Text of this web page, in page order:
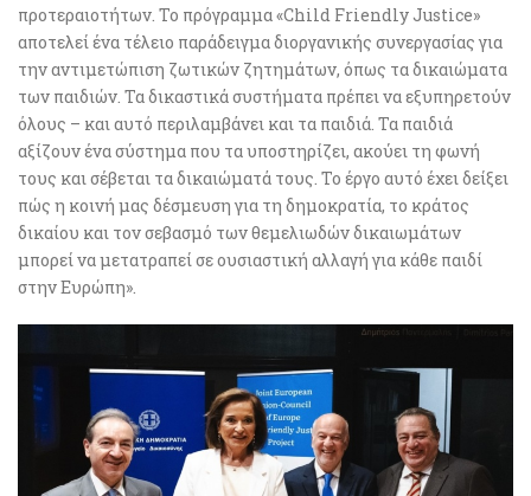
προτεραιοτήτων. Το πρόγραμμα «Child Friendly Justice»
αποτελεί ένα τέλειο παράδειγμα διοργανικής συνεργασίας για
την αντιμετώπιση ζωτικών ζητημάτων, όπως τα δικαιώματα
των παιδιών. Τα δικαστικά συστήματα πρέπει να εξυπηρετούν
όλους – και αυτό περιλαμβάνει και τα παιδιά. Τα παιδιά
αξίζουν ένα σύστημα που τα υποστηρίζει, ακούει τη φωνή
τους και σέβεται τα δικαιώματά τους. Το έργο αυτό έχει δείξει
πώς η κοινή μας δέσμευση για τη δημοκρατία, το κράτος
δικαίου και τον σεβασμό των θεμελιωδών δικαιωμάτων
μπορεί να μετατραπεί σε ουσιαστική αλλαγή για κάθε παιδί
στην Ευρώπη».